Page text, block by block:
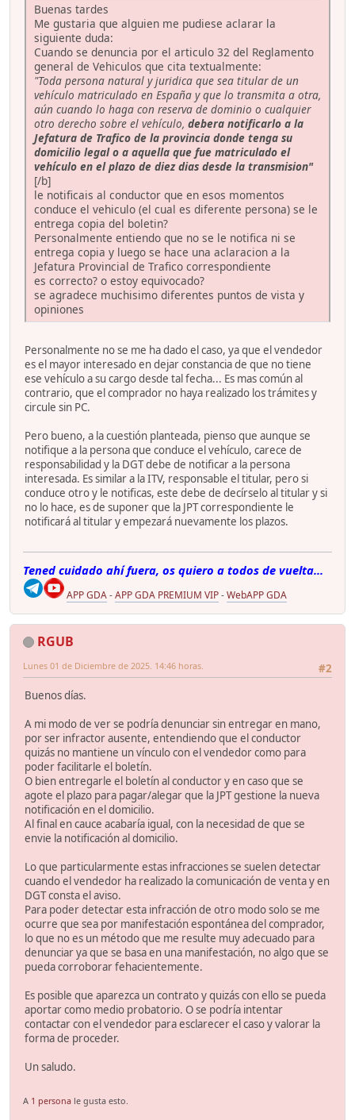
Buenas tardes
Me gustaria que alguien me pudiese aclarar la
siguiente duda:
Cuando se denuncia por el articulo 32 del Reglamento
general de Vehiculos que cita textualmente:
"Toda persona natural y juridica que sea titular de un
vehículo matriculado en España y que lo transmita a otra,
aún cuando lo haga con reserva de dominio o cualquier
otro derecho sobre el vehículo, debera notificarlo a la
Jefatura de Trafico de la provincia donde tenga su
domicilio legal o a aquella que fue matriculado el
vehículo en el plazo de diez dias desde la transmision"
[/b]
le notificais al conductor que en esos momentos
conduce el vehiculo (el cual es diferente persona) se le
entrega copia del boletin?
Personalmente entiendo que no se le notifica ni se
entrega copia y luego se hace una aclaracion a la
Jefatura Provincial de Trafico correspondiente
es correcto? o estoy equivocado?
se agradece muchisimo diferentes puntos de vista y
opiniones
Personalmente no se me ha dado el caso, ya que el vendedor
es el mayor interesado en dejar constancia de que no tiene
ese vehículo a su cargo desde tal fecha... Es mas común al
contrario, que el comprador no haya realizado los trámites y
circule sin PC.
Pero bueno, a la cuestión planteada, pienso que aunque se
notifique a la persona que conduce el vehículo, carece de
responsabilidad y la DGT debe de notificar a la persona
interesada. Es similar a la ITV, responsable el titular, pero si
conduce otro y le notificas, este debe de decírselo al titular y si
no lo hace, es de suponer que la JPT correspondiente le
notificará al titular y empezará nuevamente los plazos.
Tened cuidado ahí fuera, os quiero a todos de vuelta...
APP GDA-APP GDA PREMIUM VIP-WebAPP GDA
RGUB
#2
Lunes 01 de Diciembre de 2025. 14:46 horas.
Buenos días.
A mi modo de ver se podría denunciar sin entregar en mano,
por ser infractor ausente, entendiendo que el conductor
quizás no mantiene un vínculo con el vendedor como para
poder facilitarle el boletín.
O bien entregarle el boletín al conductor y en caso que se
agote el plazo para pagar/alegar que la JPT gestione la nueva
notificación en el domicilio.
Al final en cauce acabaría igual, con la necesidad de que se
envie la notificación al domicilio.
Lo que particularmente estas infracciones se suelen detectar
cuando el vendedor ha realizado la comunicación de venta y en
DGT consta el aviso.
Para poder detectar esta infracción de otro modo solo se me
ocurre que sea por manifestación espontánea del comprador,
lo que no es un método que me resulte muy adecuado para
denunciar ya que se basa en una manifestación, no algo que se
pueda corroborar fehacientemente.
Es posible que aparezca un contrato y quizás con ello se pueda
aportar como medio probatorio. O se podría intentar
contactar con el vendedor para esclarecer el caso y valorar la
forma de proceder.
Un saludo.
A 1 persona le gusta esto.